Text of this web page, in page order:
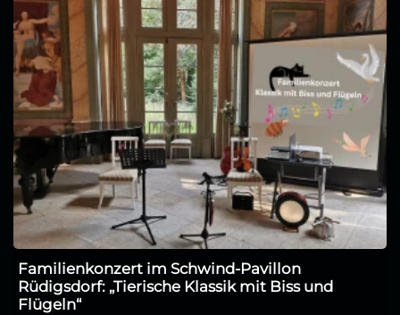
Familienkonzert im Schwind-Pavillon
Rüdigsdorf: „Tierische Klassik mit Biss und
Flügeln“